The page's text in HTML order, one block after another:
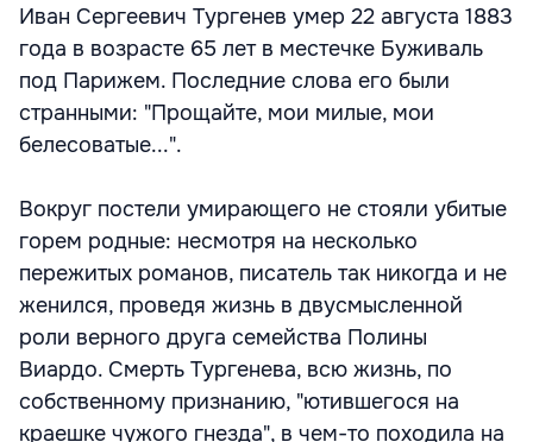
Иван Сергеевич Тургенев умер 22 августа 1883
года в возрасте 65 лет в местечке Буживаль
под Парижем. Последние слова его были
странными: "Прощайте, мои милые, мои
белесоватые...".
Вокруг постели умирающего не стояли убитые
горем родные: несмотря на несколько
пережитых романов, писатель так никогда и не
женился, проведя жизнь в двусмысленной
роли верного друга семейства Полины
Виардо. Смерть Тургенева, всю жизнь, по
собственному признанию, "ютившегося на
краешке чужого гнезда", в чем-то походила на